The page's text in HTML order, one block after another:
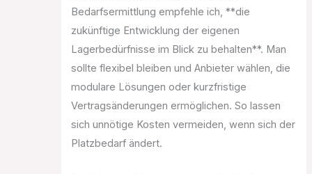
Bedarfsermittlung empfehle ich, **die
zukünftige Entwicklung der eigenen
Lagerbedürfnisse im Blick zu behalten**. Man
sollte flexibel bleiben und Anbieter wählen, die
modulare Lösungen oder kurzfristige
Vertragsänderungen ermöglichen. So lassen
sich unnötige Kosten vermeiden, wenn sich der
Platzbedarf ändert.